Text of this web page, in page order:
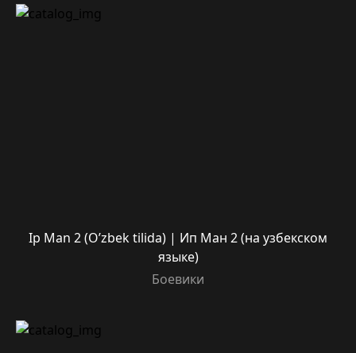
Ip Man 2 (O’zbek tilida) | Ип Ман 2 (на узбекском
языке)
Боевики